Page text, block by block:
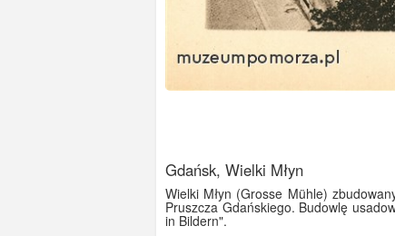
Gdańsk, Wielki Młyn
Wielki Młyn (Grosse Mühle)
Pruszcza Gdańskiego. Budowlę
in Bildern".